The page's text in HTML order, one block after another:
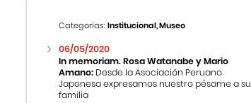
Categorías:Institucional, Museo
06/05/2020
In memoriam. Rosa Watanabe y Mario
Amano: Desde la Asociación Peruano
Japonesa expresamos nuestro pésame a su
familia